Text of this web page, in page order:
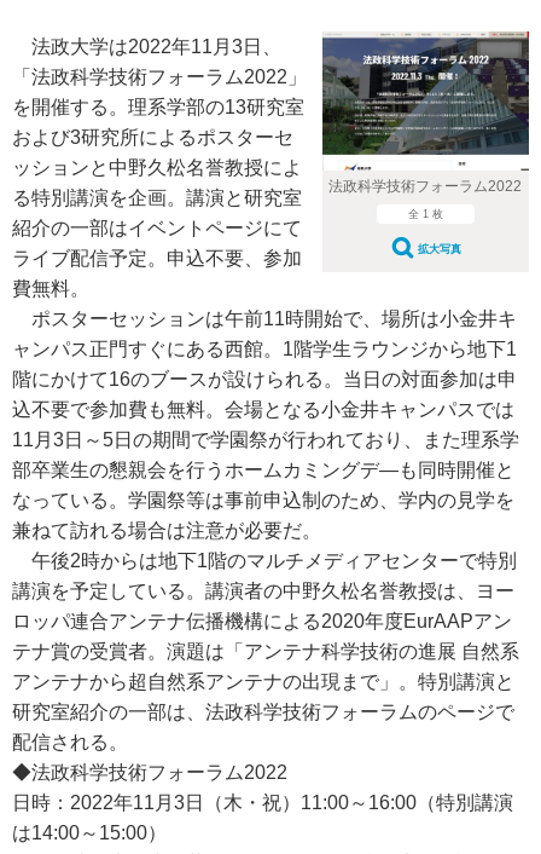
法政科学技術フォーラム2022
全 1 枚
拡大写真
法政大学は2022年11月3日、
「法政科学技術フォーラム2022」
を開催する。理系学部の13研究室
および3研究所によるポスターセ
ッションと中野久松名誉教授によ
る特別講演を企画。講演と研究室
紹介の一部はイベントページにて
ライブ配信予定。申込不要、参加
費無料。
ポスターセッションは午前11時開始で、場所は小金井キ
ャンパス正門すぐにある西館。1階学生ラウンジから地下1
階にかけて16のブースが設けられる。当日の対面参加は申
込不要で参加費も無料。会場となる小金井キャンパスでは
11月3日～5日の期間で学園祭が行われており、また理系学
部卒業生の懇親会を行うホームカミングデ―も同時開催と
なっている。学園祭等は事前申込制のため、学内の見学を
兼ねて訪れる場合は注意が必要だ。
午後2時からは地下1階のマルチメディアセンターで特別
講演を予定している。講演者の中野久松名誉教授は、ヨー
ロッパ連合アンテナ伝播機構による2020年度EurAAPアン
テナ賞の受賞者。演題は「アンテナ科学技術の進展 自然系
アンテナから超自然系アンテナの出現まで」。特別講演と
研究室紹介の一部は、法政科学技術フォーラムのページで
配信される。
◆法政科学技術フォーラム2022
日時：2022年11月3日（木・祝）11:00～16:00（特別講演
は14:00～15:00）